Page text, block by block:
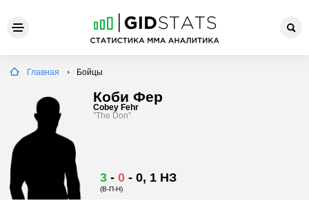
Главная Бойцы
Коби Фер
Cobey Fehr
"The Don"
3 - 0 - 0, 1 НЗ
(В-П-Н)